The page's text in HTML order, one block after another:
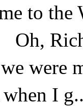
to
Oh,
we
I